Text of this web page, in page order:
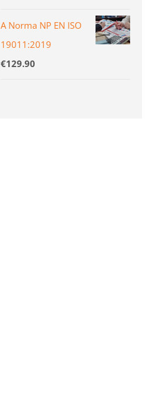
A Norma NP EN ISO
19011:2019
€129.90